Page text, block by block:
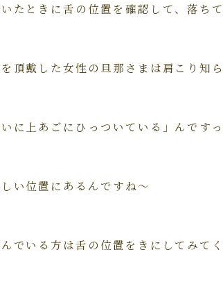
たときに舌の位置を確認して、落ち
頂戴した女性の旦那さまは肩こり知
いに上あごにひっついている」んです
い位置にあるんですね～
でいる方は舌の位置をきにしてみて